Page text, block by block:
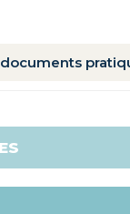
documents